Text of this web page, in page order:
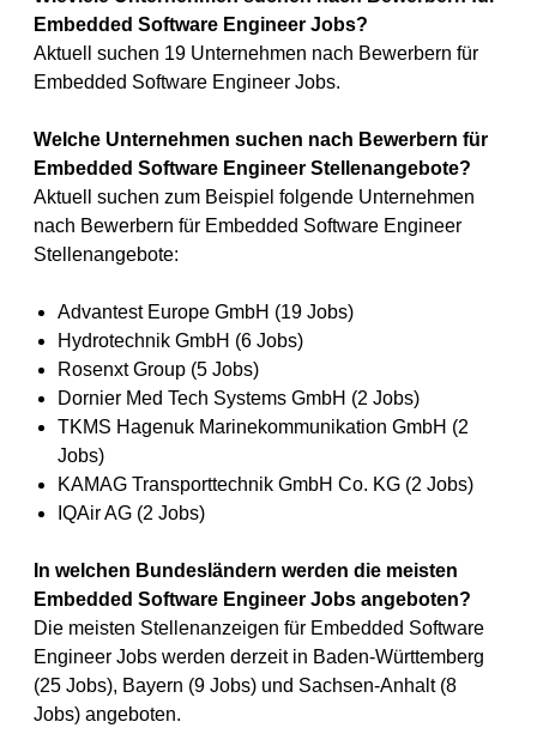
Embedded Software Engineer Jobs?
Aktuell suchen 19 Unternehmen nach Bewerbern für
Embedded Software Engineer Jobs.
Welche Unternehmen suchen nach Bewerbern für
Embedded Software Engineer Stellenangebote?
Aktuell suchen zum Beispiel folgende Unternehmen
nach Bewerbern für Embedded Software Engineer
Stellenangebote:
Advantest Europe GmbH (19 Jobs)
Hydrotechnik GmbH (6 Jobs)
Rosenxt Group (5 Jobs)
Dornier Med Tech Systems GmbH (2 Jobs)
TKMS Hagenuk Marinekommunikation GmbH (2
Jobs)
KAMAG Transporttechnik GmbH Co. KG (2 Jobs)
IQAir AG (2 Jobs)
In welchen Bundesländern werden die meisten
Embedded Software Engineer Jobs angeboten?
Die meisten Stellenanzeigen für Embedded Software
Engineer Jobs werden derzeit in Baden-Württemberg
(25 Jobs), Bayern (9 Jobs) und Sachsen-Anhalt (8
Jobs) angeboten.